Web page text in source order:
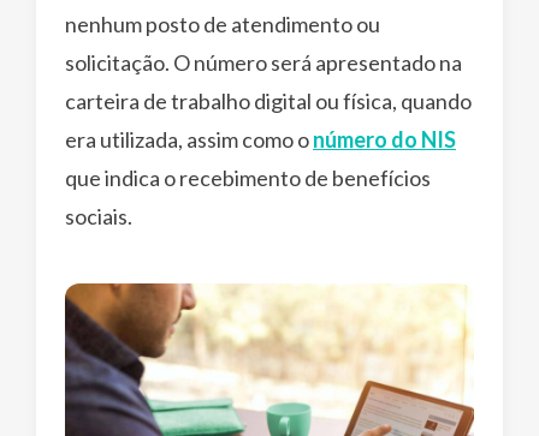
nenhum posto de atendimento ou
solicitação. O número será apresentado na
carteira de trabalho digital ou física, quando
era utilizada, assim como onúmero do NIS
que indica o recebimento de benefícios
sociais.